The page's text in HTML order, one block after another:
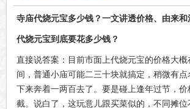
寺庙代烧元宝多少钱？一文讲透价格、由来和
代烧元宝到底要花多少钱？
直接说答案：目前市面上代烧元宝的价格大
间，普通小庙可能二三十块就搞定，稍微有
下来奔着一两百去了。要是碰上逢年过节，
截。说白了，这玩意儿跟买菜似的，不同摊